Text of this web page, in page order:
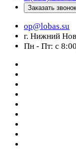
Заказать звонок
op@lobas.su
г. Нижний
Пн - Пт: с